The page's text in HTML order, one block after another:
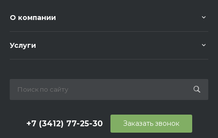
О компании
Услуги
+7 (3412) 77-25-30 Заказать звонок